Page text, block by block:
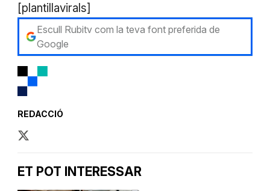
[plantillavirals]
Escull Rubitv com la teva font preferida de
Google
REDACCIÓ
ET POT INTERESSAR